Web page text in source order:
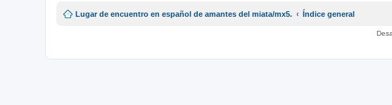
Lugar de encuentro en español de amantes del miata/mx5. Índice general